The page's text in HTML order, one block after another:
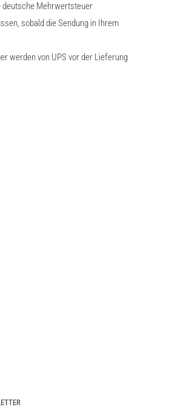
deutsche Mehrwertsteuer
sobald die Sendung in Ihrem
werden von UPS vor der Lieferung